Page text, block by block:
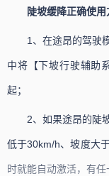
陡坡缓降正确使用
1、在途昂的驾驶
中将【下坡行驶辅助
起；
2、如果途昂的陡
低于30km/h、坡度大
时就能自动激活，有任